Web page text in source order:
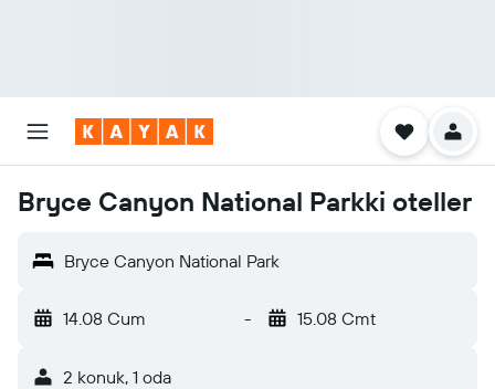
Bryce Canyon National Parkki oteller
Bryce Canyon National Park
14.08 Cum - 15.08 Cmt
2 konuk, 1 oda